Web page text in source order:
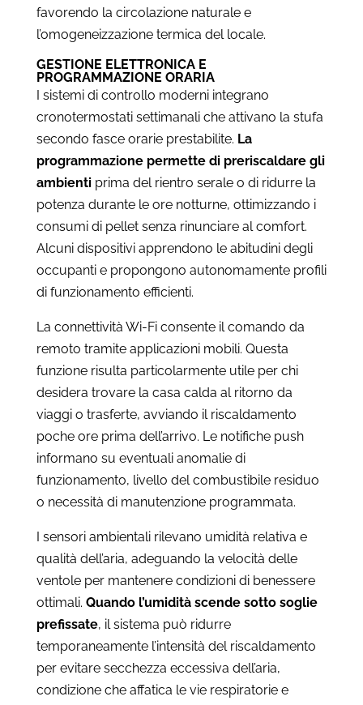
favorendo la circolazione naturale e
l’omogeneizzazione termica del locale.
GESTIONE ELETTRONICA E
PROGRAMMAZIONE ORARIA
I sistemi di controllo moderni integrano
cronotermostati settimanali che attivano la stufa
secondo fasce orarie prestabilite. La
programmazione permette di preriscaldare gli
ambientiprima del rientro serale o di ridurre la
potenza durante le ore notturne, ottimizzando i
consumi di pellet senza rinunciare al comfort.
Alcuni dispositivi apprendono le abitudini degli
occupanti e propongono autonomamente profili
di funzionamento efficienti.
La connettività Wi-Fi consente il comando da
remoto tramite applicazioni mobili. Questa
funzione risulta particolarmente utile per chi
desidera trovare la casa calda al ritorno da
viaggi o trasferte, avviando il riscaldamento
poche ore prima dell’arrivo. Le notifiche push
informano su eventuali anomalie di
funzionamento, livello del combustibile residuo
o necessità di manutenzione programmata.
I sensori ambientali rilevano umidità relativa e
qualità dell’aria, adeguando la velocità delle
ventole per mantenere condizioni di benessere
ottimali. Quando l’umidità scende sotto soglie
prefissate, il sistema può ridurre
temporaneamente l’intensità del riscaldamento
per evitare secchezza eccessiva dell’aria,
condizione che affatica le vie respiratorie e